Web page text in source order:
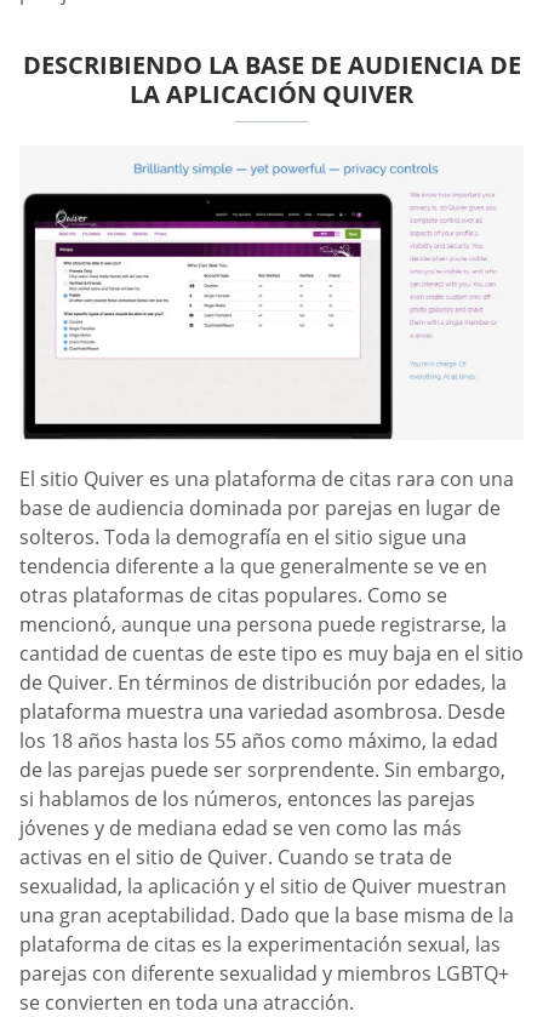
DESCRIBIENDO LA BASE DE AUDIENCIA DE
LA APLICACIÓN QUIVER
El sitio Quiver es una plataforma de citas rara con una
base de audiencia dominada por parejas en lugar de
solteros. Toda la demografía en el sitio sigue una
tendencia diferente a la que generalmente se ve en
otras plataformas de citas populares. Como se
mencionó, aunque una persona puede registrarse, la
cantidad de cuentas de este tipo es muy baja en el sitio
de Quiver. En términos de distribución por edades, la
plataforma muestra una variedad asombrosa. Desde
los 18 años hasta los 55 años como máximo, la edad
de las parejas puede ser sorprendente. Sin embargo,
si hablamos de los números, entonces las parejas
jóvenes y de mediana edad se ven como las más
activas en el sitio de Quiver. Cuando se trata de
sexualidad, la aplicación y el sitio de Quiver muestran
una gran aceptabilidad. Dado que la base misma de la
plataforma de citas es la experimentación sexual, las
parejas con diferente sexualidad y miembros LGBTQ+
se convierten en toda una atracción.